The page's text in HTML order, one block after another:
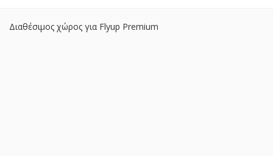
Διαθέσιμος χώρος για Flyup Premium